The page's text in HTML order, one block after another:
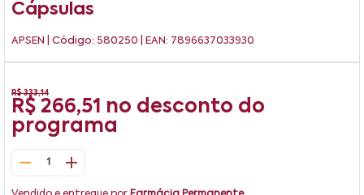
Cápsulas
APSEN | Código: 580250 | EAN: 7896637033930
R$ 333,14
R$ 266,51 no desconto do
programa
1